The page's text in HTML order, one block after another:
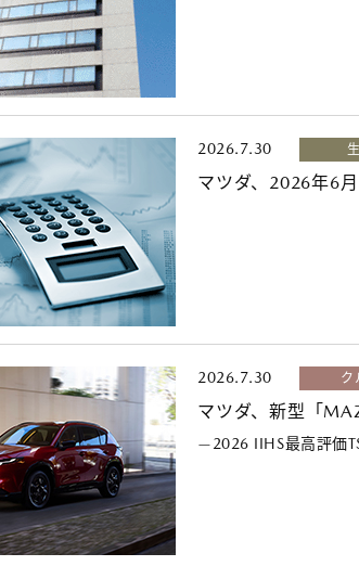
2026.7.30
マツダ、2026年6
2026.7.30 ク
マツダ、新型「
—2026 IIHS最高評価